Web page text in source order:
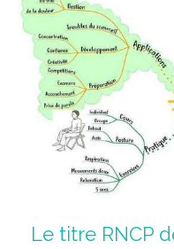
Le titre RNCP